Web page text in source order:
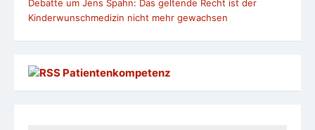
Debatte um Jens Spahn: Das geltende Recht ist der
Kinderwunschmedizin nicht mehr gewachsen
Patientenkompetenz